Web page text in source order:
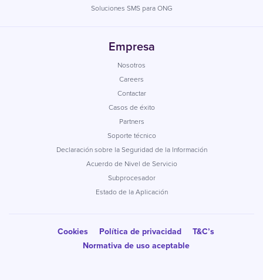
Soluciones SMS para ONG
Empresa
Nosotros
Careers
Contactar
Casos de éxito
Partners
Soporte técnico
Declaración sobre la Seguridad de la Información
Acuerdo de Nivel de Servicio
Subprocesador
Estado de la Aplicación
Cookies Política de privacidad
T&C’s
Normativa de uso aceptable